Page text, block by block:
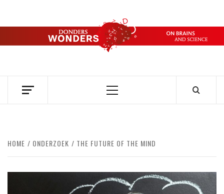
de
DONDERS
OVER HERSENEN EN WETENSCHAP // ON BRAINS AND
Primair
HOME ONDERZOEK THE FUTURE OF THE MIND